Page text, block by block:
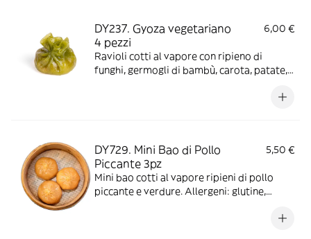
DY237. Gyoza vegetariano
4 pezzi
6,00 €
Ravioli cotti al vapore con ripieno di
funghi, germogli di bambù, carota, patate,
DY729. Mini Bao di Pollo
Piccante 3pz
5,50 €
Mini bao cotti al vapore ripieni di pollo
piccante e verdure. Allergeni: glutine,